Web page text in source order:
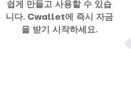
쉽게 만들고 사용할 수 있습
니다. Cwallet에 즉시 자금
을 받기 시작하세요.